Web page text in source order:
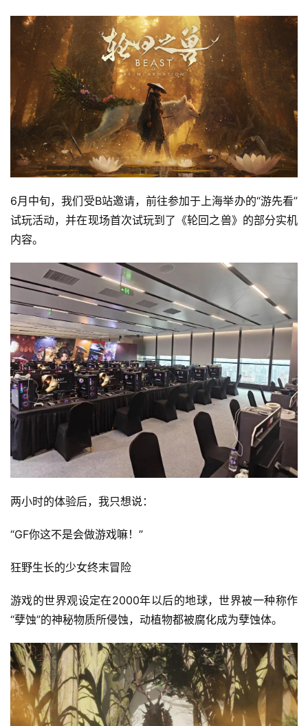
6月中旬，我们受B站邀请，前往参加于上海举办的“游先看”
试玩活动，并在现场首次试玩到了《轮回之兽》的部分实机
内容。
两小时的体验后，我只想说：
“GF你这不是会做游戏嘛！”
狂野生长的少女终末冒险
游戏的世界观设定在2000年以后的地球，世界被一种称作
“孽蚀”的神秘物质所侵蚀，动植物都被腐化成为孽蚀体。